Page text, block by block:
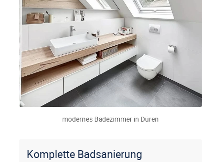
modernes Badezimmer in Düren
Komplette Badsanierung